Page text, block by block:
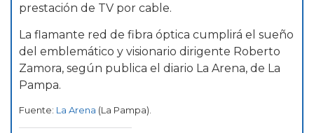
prestación de TV por cable.
La flamante red de fibra óptica cumplirá el sueño
del emblemático y visionario dirigente Roberto
Zamora, según publica el diario La Arena, de La
Pampa.
Fuente: La Arena (La Pampa).